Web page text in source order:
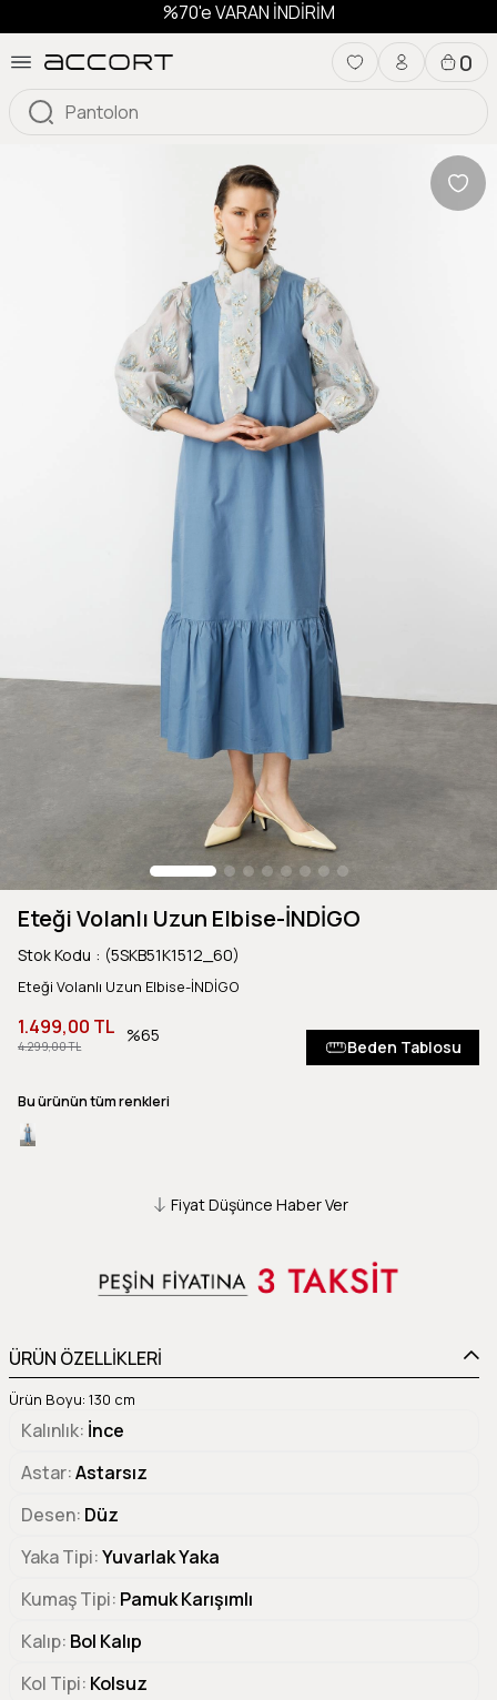
%70'e VARAN İNDİRİM
0
Eteği Volanlı Uzun Elbise-İNDİGO
Stok Kodu (5SKB51K1512_60)
Eteği Volanlı Uzun Elbise-İNDİGO
4.299,00 TL
1.499,00 TL 65
Beden Tablosu
Bu ürünün tüm renkleri
Fiyat Düşünce Haber Ver
ÜRÜN ÖZELLİKLERİ
Ürün Boyu: 130 cm
Kalınlık İnce
Astar Astarsız
Desen Düz
Yaka Tipi Yuvarlak Yaka
Kumaş Tipi Pamuk Karışımlı
Kalıp Bol Kalıp
Kol Tipi Kolsuz